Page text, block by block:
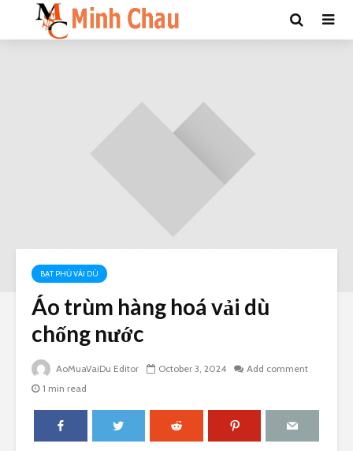
BẠT PHỦ VẢI DÙ
Áo trùm hàng hoá vải dù
chống nước
AoMuaVaiDu Editor October 3, 2024
Add comment
1 min read